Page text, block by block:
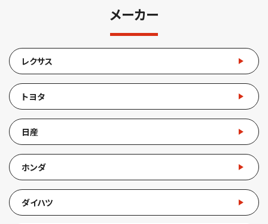
メーカー
レクサス
トヨタ
日産
ホンダ
ダイハツ